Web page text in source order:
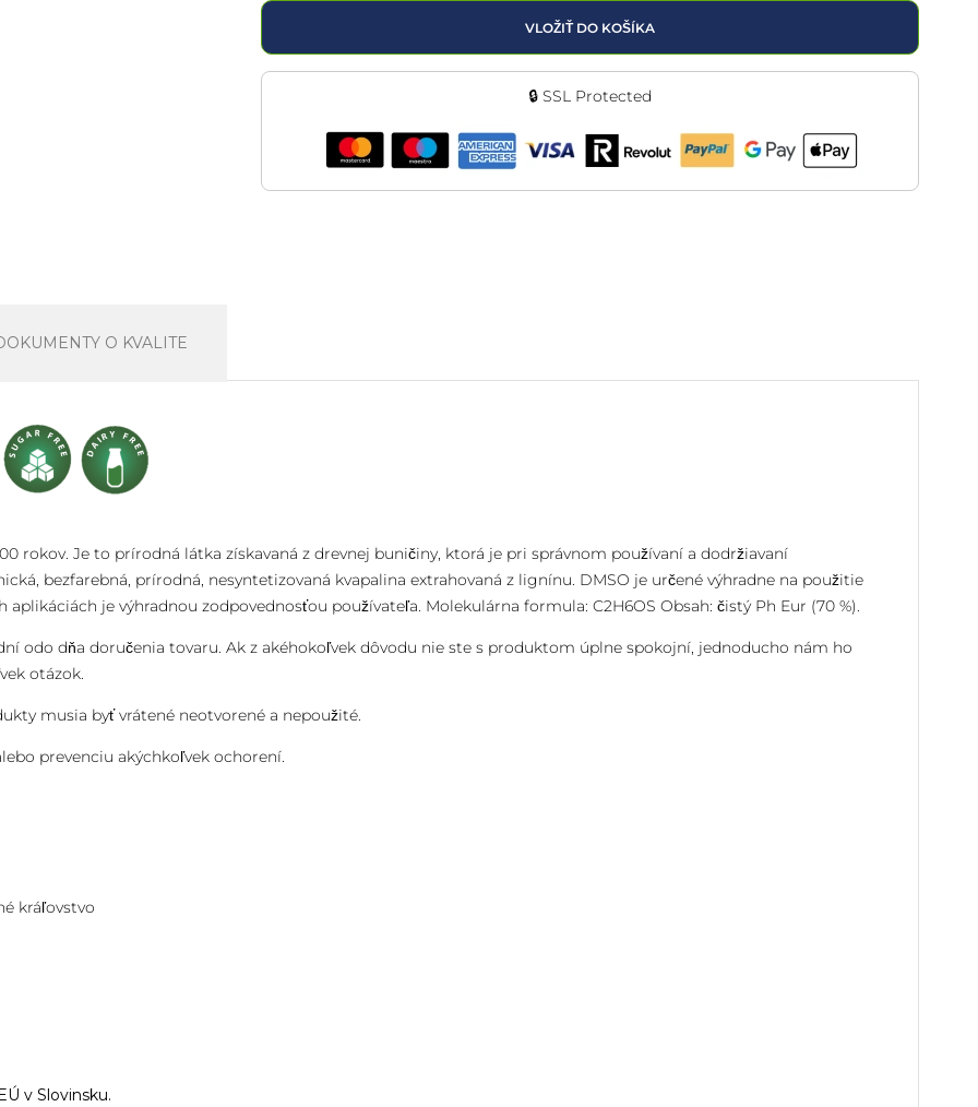
VLOŽIŤ DO KOŠÍKA
🔒 SSL Protected
O KVALITE
rokov. Je to prírodná látka získavaná z drevnej buničiny, ktorá je pri správnom používaní a dodržiavaní
bezfarebná, prírodná, nesyntetizovaná kvapalina extrahovaná z lignínu. DMSO je určené výhradne na použitie
je výhradnou zodpovednosťou používateľa. Molekulárna formula: C2H6OS Obsah: čistý Ph Eur (70 %).
odo dňa doručenia tovaru. Ak z akéhokoľvek dôvodu nie ste s produktom úplne spokojní, jednoducho nám ho
otázok.
musia byť vrátené neotvorené a nepoužité.
prevenciu akýchkoľvek ochorení.
kráľovstvo
v Slovinsku.